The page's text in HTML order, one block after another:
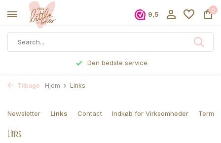
9,5
0
Den bedste service
Tilbage Hjem Links
Newsletter Links Contact Indkøb for Virksomheder Terms
Links